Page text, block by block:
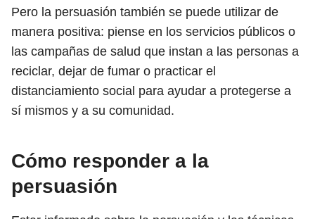
Pero la persuasión también se puede utilizar de
manera positiva: piense en los servicios públicos o
las campañas de salud que instan a las personas a
reciclar, dejar de fumar o practicar el
distanciamiento social para ayudar a protegerse a
sí mismos y a su comunidad.
Cómo responder a la
persuasión